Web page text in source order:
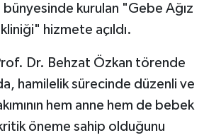
kurulan "Gebe Ağız
hizmete açıldı.
Dr. Behzat Özkan törende
hamilelik sürecinde düzenli ve
hem anne hem de bebek
kritik öneme sahip olduğunu